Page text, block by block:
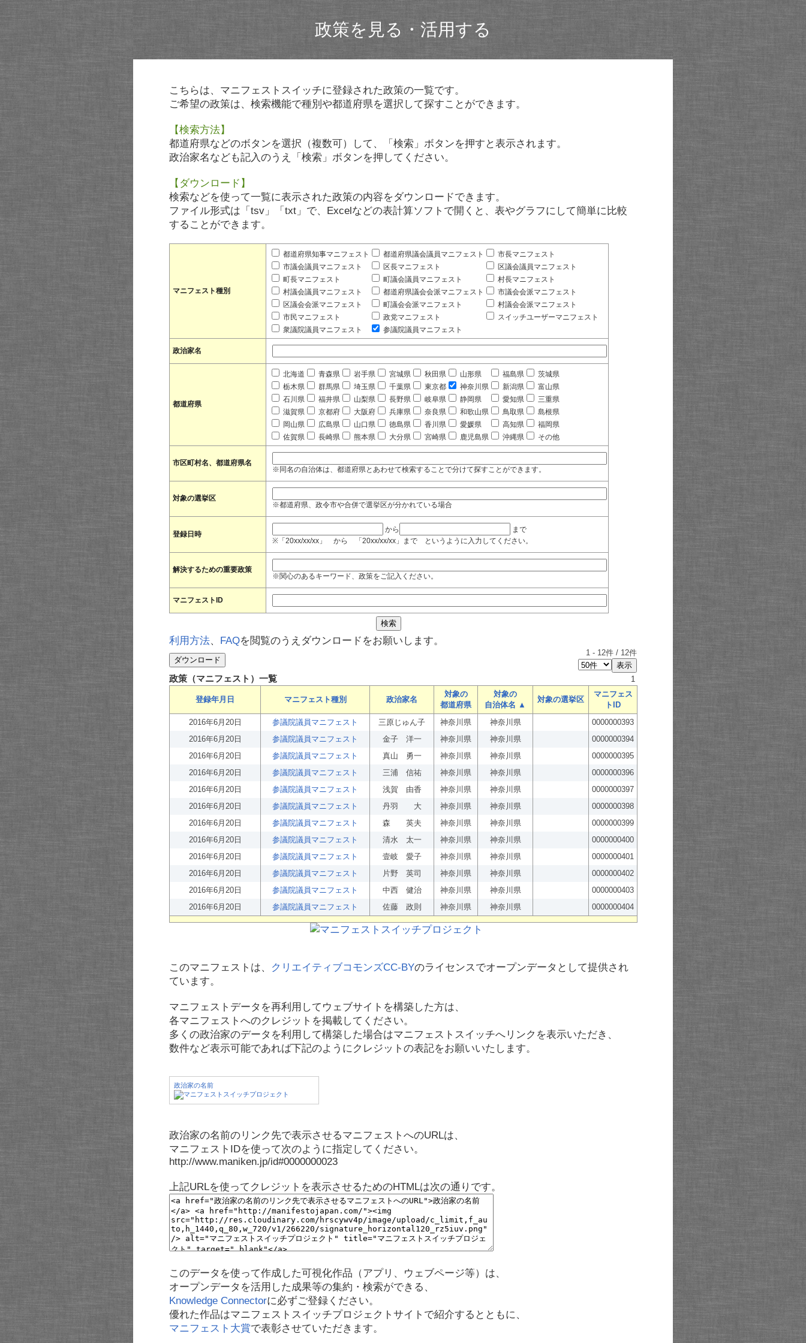
政策を見る・活用する
こちらは、マニフェストスイッチに登録された政策の一覧です。
ご希望の政策は、検索機能で種別や都道府県を選択して探すことができます。
【検索方法】
都道府県などのボタンを選択（複数可）して、「検索」ボタンを押すと表示されます。
政治家名なども記入のうえ「検索」ボタンを押してください。
【ダウンロード】
検索などを使って一覧に表示された政策の内容をダウンロードできます。
ファイル形式は「tsv」「txt」で、Excelなどの表計算ソフトで開くと、表やグラフにして簡単に比較
することができます。
マニフェスト種別
都道府県知事マニフェスト 都道府県議会議員マニフェスト
市長マニフェスト
市議会議員マニフェスト
区長マニフェスト
区議会議員マニフェスト
町長マニフェスト
町議会議員マニフェスト
村長マニフェスト
村議会議員マニフェスト
都道府県議会会派マニフェスト
市議会会派マニフェスト
区議会会派マニフェスト
町議会会派マニフェスト
村議会会派マニフェスト
市民マニフェスト
政党マニフェスト
スイッチユーザーマニフェスト
衆議院議員マニフェスト
参議院議員マニフェスト
政治家名
都道府県
北海道 青森県 岩手県 宮城県 秋田県 山形県 福島県
茨城県
栃木県
群馬県 埼玉県 千葉県 東京都 神奈川県 新潟県
富山県
石川県
福井県 山梨県 長野県 岐阜県 静岡県 愛知県
三重県
滋賀県
京都府 大阪府 兵庫県 奈良県 和歌山県 鳥取県
島根県
岡山県
広島県 山口県 徳島県 香川県 愛媛県 高知県
福岡県
佐賀県
長崎県 熊本県 大分県 宮崎県 鹿児島県 沖縄県 その他
市区町村名、都道府県名
※同名の自治体は、都道府県とあわせて検索することで分けて探すことができます。
対象の選挙区
※都道府県、政令市や合併で選挙区が分かれている場合
登録日時
から
まで
※「20xx/xx/xx」 から 「20xx/xx/xx」まで というように入力してください。
解決するための重要政策
※関心のあるキーワード、政策をご記入ください。
マニフェストID
利用方法、 FAQを閲覧のうえダウンロードをお願いします。
1 - 12件 / 12件
政策（マニフェスト）一覧 1
登録年月日 マニフェスト種別 政治家名
対象の
都道府県
対象の
自治体名 ▲
対象の選挙区
マニフェス
トID
2016年6月20日
参議院議員マニフェスト 三原じゅん子 神奈川県 神奈川県
0000000393
2016年6月20日
参議院議員マニフェスト 金子 洋一 神奈川県 神奈川県
0000000394
2016年6月20日
参議院議員マニフェスト 真山 勇一 神奈川県 神奈川県
0000000395
2016年6月20日
参議院議員マニフェスト 三浦 信祐 神奈川県 神奈川県
0000000396
2016年6月20日
参議院議員マニフェスト 浅賀 由香 神奈川県 神奈川県
0000000397
2016年6月20日
参議院議員マニフェスト 丹羽 大 神奈川県 神奈川県
0000000398
2016年6月20日
参議院議員マニフェスト 森 英夫 神奈川県 神奈川県
0000000399
2016年6月20日
参議院議員マニフェスト 清水 太一 神奈川県 神奈川県
0000000400
2016年6月20日
参議院議員マニフェスト 壹岐 愛子 神奈川県 神奈川県
0000000401
2016年6月20日
参議院議員マニフェスト 片野 英司 神奈川県 神奈川県
0000000402
2016年6月20日
参議院議員マニフェスト 中西 健治 神奈川県 神奈川県
0000000403
2016年6月20日
参議院議員マニフェスト 佐藤 政則 神奈川県 神奈川県 0000000404
このマニフェストは、 クリエイティブコモンズCC-BYのライセンスでオープンデータとして提供され
ています。
マニフェストデータを再利用してウェブサイトを構築した方は、
各マニフェストへのクレジットを掲載してください。
多くの政治家のデータを利用して構築した場合はマニフェストスイッチへリンクを表示いただき、
数件など表示可能であれば下記のようにクレジットの表記をお願いいたします。
政治家の名前
政治家の名前のリンク先で表示させるマニフェストへのURLは、
マニフェストIDを使って次のように指定してください。
http://www.maniken.jp/id#0000000023
上記URLを使ってクレジットを表示させるためのHTMLは次の通りです。
このデータを使って作成した可視化作品（アプリ、ウェブページ等）は、
オープンデータを活用した成果等の集約・検索ができる、
Knowledge Connectorに必ずご登録ください。
優れた作品はマニフェストスイッチプロジェクトサイトで紹介するとともに、
マニフェスト大賞で表彰させていただきます。